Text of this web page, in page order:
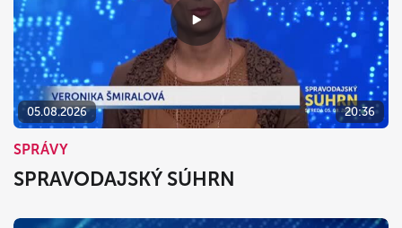
05.08.2026 20:36
SPRÁVY
SPRAVODAJSKÝ SÚHRN